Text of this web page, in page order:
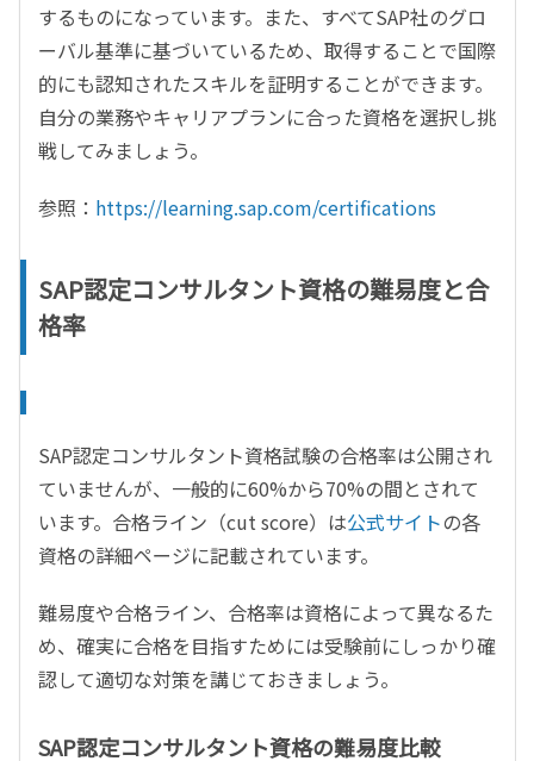
するものになっています。また、すべてSAP社のグロ
ーバル基準に基づいているため、取得することで国際
的にも認知されたスキルを証明することができます。
自分の業務やキャリアプランに合った資格を選択し挑
戦してみましょう。
参照： https://learning.sap.com/certifications
SAP認定コンサルタント資格の難易度と合
格率
SAP認定コンサルタント資格試験の合格率は公開され
ていませんが、一般的に60%から70%の間とされて
います。合格ライン（cut score）は公式サイトの各
資格の詳細ページに記載されています。
難易度や合格ライン、合格率は資格によって異なるた
め、確実に合格を目指すためには受験前にしっかり確
認して適切な対策を講じておきましょう。
SAP認定コンサルタント資格の難易度比較